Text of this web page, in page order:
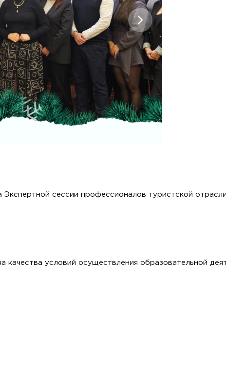
Экспертной сессии профессионалов туристской
качества условий осуществления образовательной